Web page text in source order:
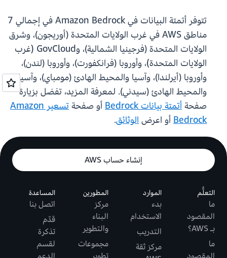
تتوفر أتمتة البيانات في Amazon Bedrock في إجمالي 7
مناطق AWS في غرب الولايات المتحدة (أوريجون)، وشرق
الولايات المتحدة (فرجينيا الشمالية)، وGovCloud (غرب
الولايات المتحدة)، وأوروبا (فرانكفورت)، وأوروبا (لندن)،
وأوروبا (أيرلندا)، وآسيا والمحيط الهادئ (مومباي)، وآسيا
والمحيط الهادئ (سيدني). لمعرفة المزيد، تفضل بزيارة
صفحةأتمتة بيانات Bedrock أو صفحة
تسعير Amazon
Bedrockأو اعرضالوثائق.
إنشاء حساب AWS
التعلُّم
ما
المقصود
بـ AWS؟
ما
الموارد
بدء
الاستخدام
التدريب
مركز ثقة
المطورين
مركز
البناء
والتطوير
مجموعات
المساعدة
اتصل بنا
قدّم
تذكرة
لقسم